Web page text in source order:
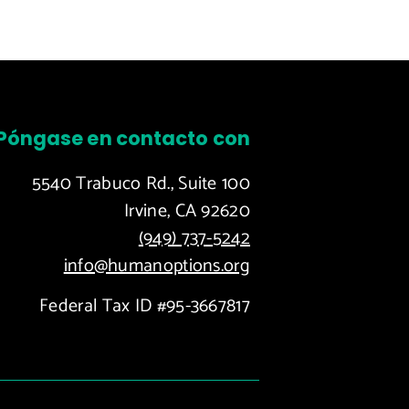
en contacto con
5540 Trabuco Rd., Suite 100
Irvine, CA 92620
(949) 737-5242
info@humanoptions.org
Federal Tax ID #95-3667817